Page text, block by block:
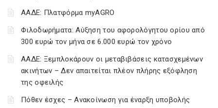
ΑΑΔΕ: Πλατφόρμα myAGRO
Φιλοδωρήματα: Αύξηση του αφορολόγητου ορίου από
300 ευρώ τον μήνα σε 6.000 ευρώ τον χρόνο
ΑΑΔΕ: Ξεμπλοκάρουν οι μεταβιβάσεις κατασχεμένων
ακινήτων – Δεν απαιτείται πλέον πλήρης εξόφληση
της οφειλής
Πόθεν έσχες – Ανακοίνωση για έναρξη υποβολής